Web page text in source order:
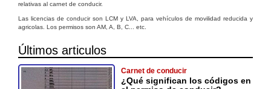
relativas al carnet de conducir.
Las licencias de conducir son LCM y LVA, para vehículos de movilidad reducida y
agricolas. Los permisos son AM, A, B, C... etc.
Últimos articulos
Carnet de conducir
¿Qué significan los códigos en